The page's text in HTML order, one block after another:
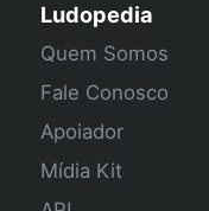
Ludopedia
Quem Somos
Fale Conosco
Apoiador
Mídia Kit